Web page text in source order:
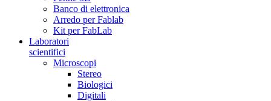
Banco di elettronica
Arredo per Fablab
Kit per FabLab
Laboratori
scientifici
Microscopi
Stereo
Biologici
Digitali